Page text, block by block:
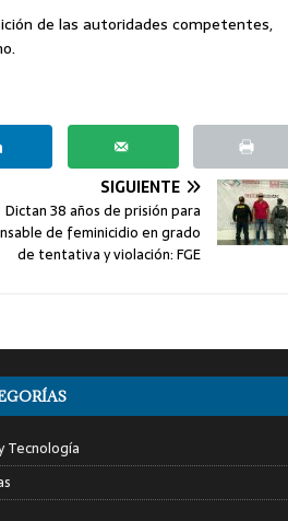
de las autoridades competentes,
SIGUIENTE
Dictan 38 años de prisión para
de feminicidio en grado
de tentativa y violación: FGE
Tecnología